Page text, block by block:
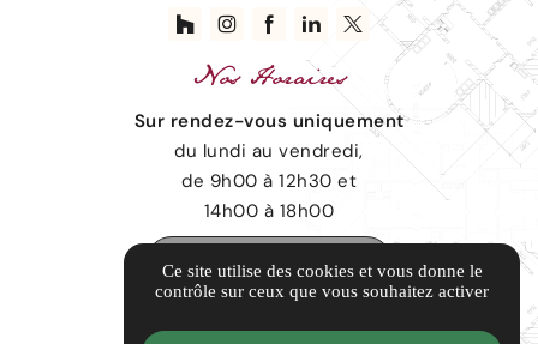
Nos Horaires
Sur rendez-vous uniquement
du lundi au vendredi,
de 9h00 à 12h30 et
14h00 à 18h00
Prendre rendez-vous
Ce site utilise des cookies et vous donne le
contrôle sur ceux que vous souhaitez activer